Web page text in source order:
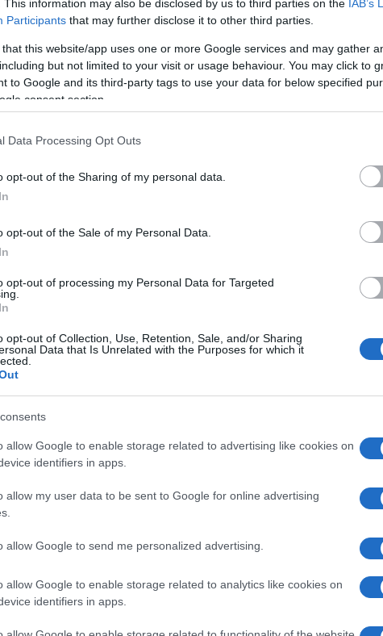
This information may also be disclosed by us to third parties on the IAB’s
Participants that may further disclose it to other third parties.
that this website/app uses one or more Google services and may gather
but not limited to your visit or usage behaviour. You may click to
to Google and its third-party tags to use your data for below specified
consent section.
Data Processing Opt Outs
opt-out of the Sharing of my personal data.
opt-out of the Sale of my Personal Data.
opt-out of processing my Personal Data for Targeted
opt-out of Collection, Use, Retention, Sale, and/or Sharing
Data that Is Unrelated with the Purposes for which it
allow Google to enable storage related to advertising like cookies on
identifiers in apps.
allow my user data to be sent to Google for online advertising
allow Google to send me personalized advertising.
allow Google to enable storage related to analytics like cookies on
identifiers in apps.
παραίτηση του το πρωί της Τρίτης
του που ζήτησε να μην
μόλις εννέα μήνες, είχε αιφνιδιάσει
ψήφο εμπιστοσύνης για να
με τον προϋπολογισμό
κόστους σχεδόν 44
χρέους της Γαλλίας.
τον αντικαταστάτη του
Εμανουέλ Μακρόν καλείται να
πρόεδρος «θα διορίσει νέο
την κατάρρευση της κυβέρνησης
από τη γαλλική
Η
5